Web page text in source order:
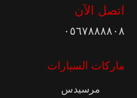
اتصل الآن
٠٥٦٧٨٨٨٨٠٨
ماركات السيارات
مرسيدس